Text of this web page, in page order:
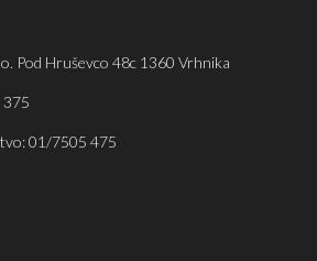
Pod Hruševco 48c 1360 Vrhnika
375
01/7505 475